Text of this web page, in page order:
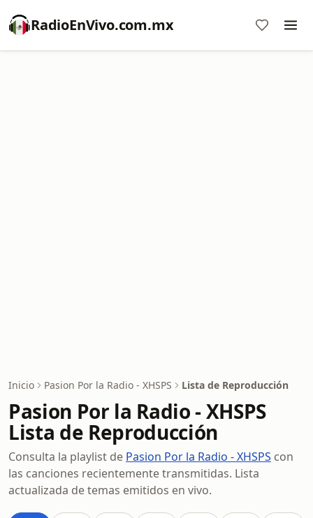
RadioEnVivo.com.mx
Inicio Pasion Por la Radio - XHSPS Lista de Reproducción
Pasion Por la Radio - XHSPS
Lista de Reproducción
Consulta la playlist de Pasion Por la Radio - XHSPS con
las canciones recientemente transmitidas. Lista
actualizada de temas emitidos en vivo.